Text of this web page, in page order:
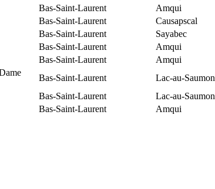
Bas-Saint-Laurent
Amqui
Bas-Saint-Laurent
Causapscal
Bas-Saint-Laurent
Sayabec
Bas-Saint-Laurent
Amqui
Bas-Saint-Laurent
Amqui
Bas-Saint-Laurent
Lac-au-Saumon
Bas-Saint-Laurent
Lac-au-Saumon
Bas-Saint-Laurent Amqui